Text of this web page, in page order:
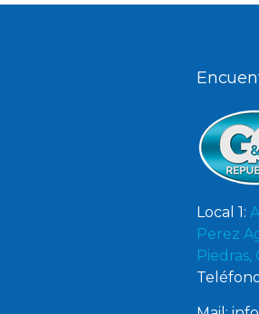
Local 1:
Perez
Piedras,